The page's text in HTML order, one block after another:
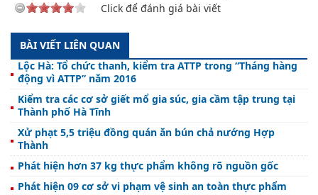
Click để đánh giá bài viết
BÀI VIẾT LIÊN QUAN
Lộc Hà: Tổ chức thanh, kiểm tra ATTP trong “Tháng hàng
động vì ATTP” năm 2016
Kiểm tra các cơ sở giết mổ gia súc, gia cầm tập trung tại
Thành phố Hà Tĩnh
Xử phạt 5,5 triệu đồng quán ăn bún chả nướng Hợp
Thành
Phát hiện hơn 37 kg thực phẩm không rõ nguồn gốc
Phát hiện 09 cơ sở vi phạm vệ sinh an toàn thực phẩm